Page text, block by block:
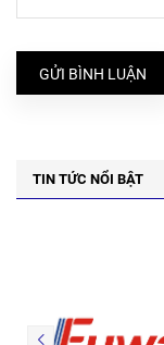
GỬI BÌNH LUẬN
TIN TỨC NỔI BẬT